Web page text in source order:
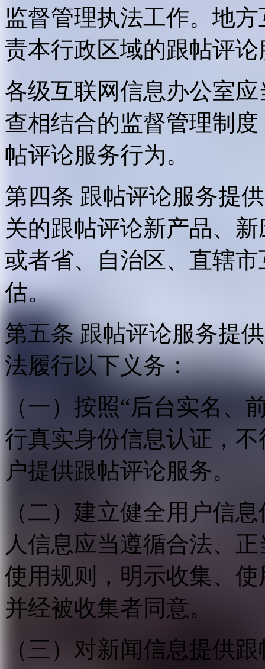
监督管理执法工作。地
责本行政区域的跟帖评
各级互联网信息办公室
查相结合的监督管理制
帖评论服务行为。
第四条 跟帖评论服务提
关的跟帖评论新产品、
或者省、自治区、直辖
估。
第五条 跟帖评论服务提
法履行以下义务：
（一）按照“后台实名、
行真实身份信息认证，
户提供跟帖评论服务。
（二）建立健全用户信
人信息应当遵循合法、
使用规则，明示收集、
并经被收集者同意。
（三）对新闻信息提供